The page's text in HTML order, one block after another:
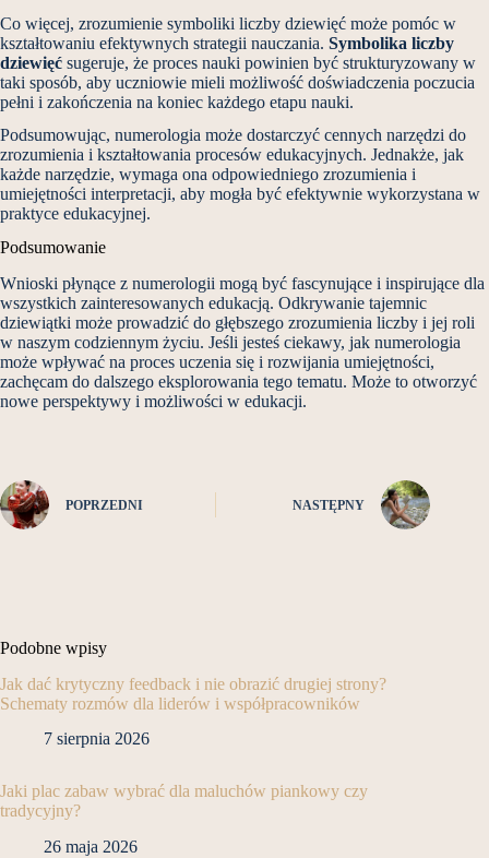
Co więcej, zrozumienie symboliki liczby dziewięć może pomóc w
kształtowaniu efektywnych strategii nauczania. Symbolika liczby
dziewięć sugeruje, że proces nauki powinien być strukturyzowany w
taki sposób, aby uczniowie mieli możliwość doświadczenia poczucia
pełni i zakończenia na koniec każdego etapu nauki.
Podsumowując, numerologia może dostarczyć cennych narzędzi do
zrozumienia i kształtowania procesów edukacyjnych. Jednakże, jak
każde narzędzie, wymaga ona odpowiedniego zrozumienia i
umiejętności interpretacji, aby mogła być efektywnie wykorzystana w
praktyce edukacyjnej.
Podsumowanie
Wnioski płynące z numerologii mogą być fascynujące i inspirujące dla
wszystkich zainteresowanych edukacją. Odkrywanie tajemnic
dziewiątki może prowadzić do głębszego zrozumienia liczby i jej roli
w naszym codziennym życiu. Jeśli jesteś ciekawy, jak numerologia
może wpływać na proces uczenia się i rozwijania umiejętności,
zachęcam do dalszego eksplorowania tego tematu. Może to otworzyć
nowe perspektywy i możliwości w edukacji.
POPRZEDNI NASTĘPNY
Podobne wpisy
Jak dać krytyczny feedback i nie obrazić drugiej strony?
Schematy rozmów dla liderów i współpracowników
7 sierpnia 2026
Jaki plac zabaw wybrać dla maluchów piankowy czy
tradycyjny?
26 maja 2026